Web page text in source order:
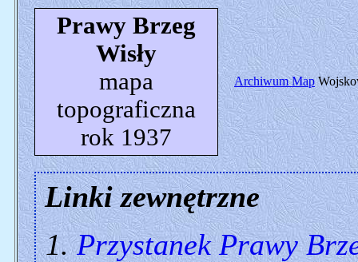
Prawy Brzeg
Wisły
mapa
topograficzna
rok 1937
Archiwum Map
Linki zewnętrzne
Przystanek Prawy